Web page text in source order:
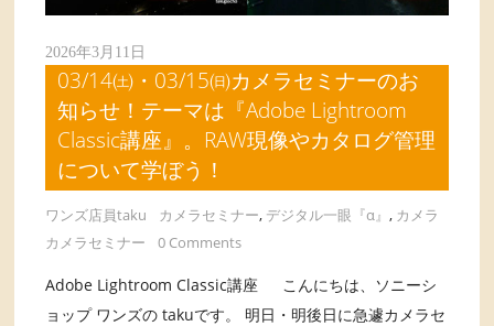
2026年3月11日
03/14㈯・03/15㈰カメラセミナーのお
知らせ！テーマは『Adobe Lightroom
Classic講座』。RAW現像やカタログ管理
について学ぼう！
ワンズ店員taku カメラセミナー, デジタル一眼『α』, カメラ
カメラセミナー
0 Comments
Adobe Lightroom Classic講座 こんにちは、ソニーシ
ョップ ワンズの takuです。 明日・明後日に急遽カメラセ